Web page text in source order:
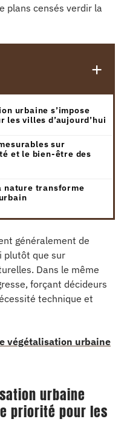
plans censés verdir la
urbaine s’impose
les villes d’aujourd’hui
sur
et le bien-être des
nature transforme
généralement de
plutôt que sur
Dans le même
forçant décideurs
technique et
végétalisation urbaine
urbaine
priorité pour les